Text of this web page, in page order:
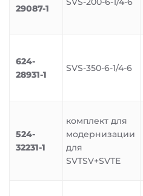
29087-1
624-
28931-1
SVS-350-6-1/4-6
524-
32231-1
комплект для
модернизации
для
SVTSV+SVTE